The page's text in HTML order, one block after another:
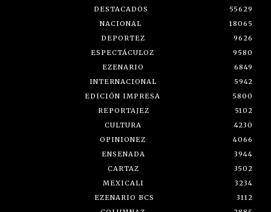
DESTACADOS
55629
NACIONAL
18065
DEPORTEZ
9626
ESPECTÁCULOZ
9580
EZENARIO
6849
INTERNACIONAL
5942
EDICIÓN IMPRESA
5800
REPORTAJEZ
5102
CULTURA
4230
OPINIONEZ
4066
ENSENADA
3944
CARTAZ
3502
MEXICALI
3234
EZENARIO BCS
3112